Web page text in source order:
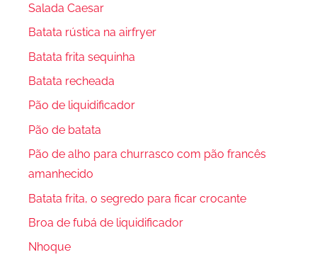
Salada Caesar
Batata rústica na airfryer
Batata frita sequinha
Batata recheada
Pão de liquidificador
Pão de batata
Pão de alho para churrasco com pão francês
amanhecido
Batata frita, o segredo para ficar crocante
Broa de fubá de liquidificador
Nhoque